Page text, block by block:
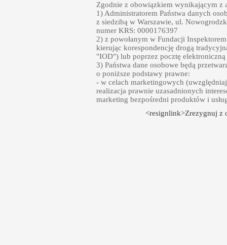
Zgodnie z obowiązkiem wynikającym z
1) Administratorem Państwa danych
z siedzibą w Warszawie, ul.
numer KRS: 0000176397
2) z powołanym w Fundacji
kierując korespondencję drogą
"IOD") lub poprzez pocztę
3) Państwa dane osobowe będą
o poniższe podstawy prawne:
- w celach marketingowych
realizacja prawnie uzasadnionych
marketing bezpośredni produktów i
<resignlink>Zrezygnuj z